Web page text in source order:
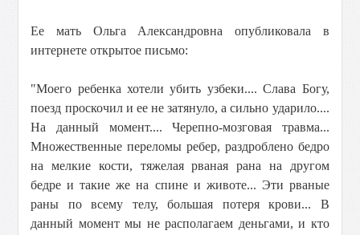
Ее мать Ольга Александровна опубликовала в
интернете открытое письмо:
"Моего ребенка хотели убить узбеки.... Слава Богу,
поезд проскочил и ее не затянуло, а сильно ударило....
На данный момент.... Черепно-мозговая травма...
Множественные переломы ребер, раздроблено бедро
на мелкие кости, тяжелая рваная рана на другом
бедре и такие же на спине и животе... Эти рваные
раны по всему телу, большая потеря крови... В
данный момент мы не располагаем деньгами, и кто